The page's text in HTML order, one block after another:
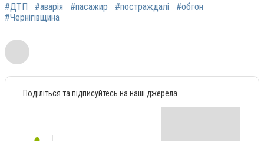
#ДТП #аварія #пасажир #постраждалі
#обгон
#Чернігівщина
Поділіться та підписуйтесь на наші джерела